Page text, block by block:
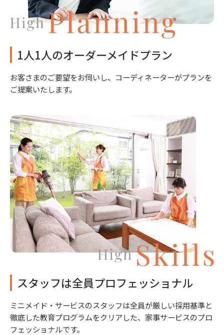
1人1人のオーダーメイドプラン
お客さまのご要望をお伺いし、コーディネーターがプランを
ご提案いたします。
スタッフは全員プロフェッショナル
ミニメイド・サービスのスタッフは全員が厳しい採用基準と
徹底した教育プログラムをクリアした、家事サービスのプロ
フェッショナルです。